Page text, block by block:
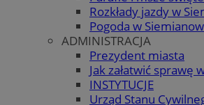
Rozkłady jazdy w
Pogoda w
ADMINISTRACJA
Prezydent miasta
Jak załatwić sprawę
INSTYTUCJE
Urząd Stanu